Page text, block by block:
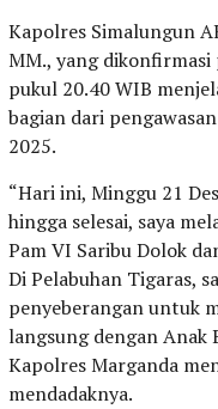
Kapolres Simalungun
MM., yang
pukul 20.40 WIB
bagian dari
2025.
“Hari ini, Minggu 21
hingga selesai, saya
Pam VI Saribu Dolok
Di Pelabuhan Tigaras,
penyeberangan untuk
langsung dengan Anak
Kapolres Marganda
mendadaknya.